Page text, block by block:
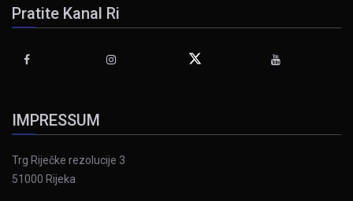
Pratite Kanal Ri
IMPRESSUM
Trg Riječke rezolucije 3
51000 Rijeka